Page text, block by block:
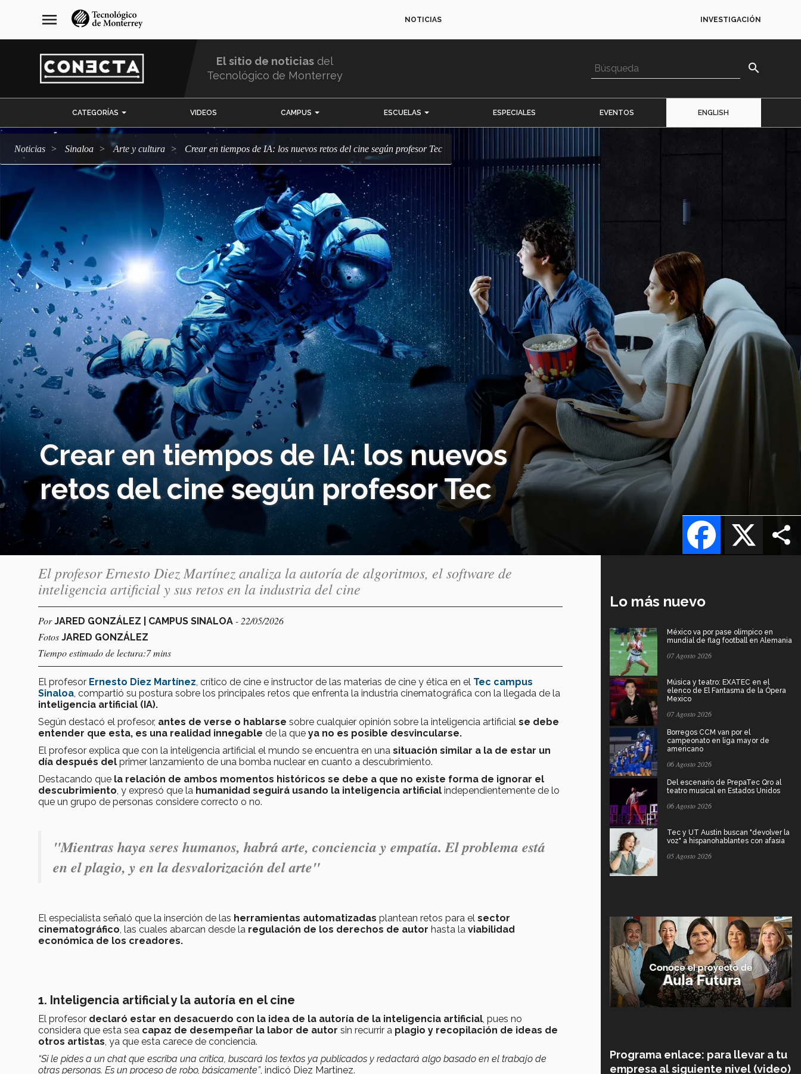
navegación
principal
menu NOTICIAS INVESTIGACIÓN
El sitio de noticias del
Tecnológico de Monterrey
search
CATEGORÍAS VIDEOS CAMPUS ESCUELAS ESPECIALES EVENTOS ENGLISH
Noticias Sinaloa arte y cultura Crear en tiempos de IA: los nuevos retos del cine según profesor Tec
Crear en tiempos de IA: los nuevos
retos del cine según profesor Tec
X
Facebook
El profesor Ernesto Diez Martínez analiza la autoría de algoritmos, el software de
inteligencia artificial y sus retos en la industria del cine
PorJARED GONZÁLEZ | CAMPUS SINALOA - 22/05/2026
Fotos JARED GONZÁLEZ
Tiempo estimado de lectura:7 mins
El profesor Ernesto Diez Martínez , crítico de cine e instructor de las materias de cine y ética en el Tec campus
Sinaloa , compartió su postura sobre los principales retos que enfrenta la industria cinematográfica con la llegada de la
inteligencia artificial (IA).
Según destacó el profesor, antes de verse o hablarse sobre cualquier opinión sobre la inteligencia artificial se debe
entender que esta, es una realidad innegable de la que ya no es posible desvincularse.
El profesor explica que con la inteligencia artificial el mundo se encuentra en una situación similar a la de estar un
día después del primer lanzamiento de una bomba nuclear en cuanto a descubrimiento.
Destacando que la relación de ambos momentos históricos se debe a que no existe forma de ignorar el
descubrimiento , y expresó que la humanidad seguirá usando la inteligencia artificial independientemente de lo
que un grupo de personas considere correcto o no.
"Mientras haya seres humanos, habrá arte, conciencia y empatía. El problema está
en el plagio, y en la desvalorización del arte"
El especialista señaló que la inserción de las herramientas automatizadas plantean retos para el sector
cinematográfico , las cuales abarcan desde la regulación de los derechos de autor hasta la viabilidad
económica de los creadores.
1. Inteligencia artificial y la autoría en el cine
El profesor declaró estar en desacuerdo con la idea de la autoría de la inteligencia artificial , pues no
considera que esta sea capaz de desempeñar la labor de autor sin recurrir a plagio y recopilación de ideas de
otros artistas , ya que esta carece de conciencia.
“Si le pides a un chat que escriba una crítica, buscará los textos ya publicados y redactará algo basado en el trabajo de
otras personas. Es un proceso de robo, básicamente”, indicó Diez Martinez.
Lo más nuevo
México va por pase olímpico en
mundial de flag football en Alemania
07 Agosto 2026
Música y teatro: EXATEC en el
elenco de El Fantasma de la Ópera
Mexico
07 Agosto 2026
Borregos CCM van por el
campeonato en liga mayor de
americano
06 Agosto 2026
Del escenario de PrepaTec Qro al
teatro musical en Estados Unidos
06 Agosto 2026
Tec y UT Austin buscan "devolver la
voz" a hispanohablantes con afasia
05 Agosto 2026
Programa enlace: para llevar a tu
empresa al siguiente nivel (video)